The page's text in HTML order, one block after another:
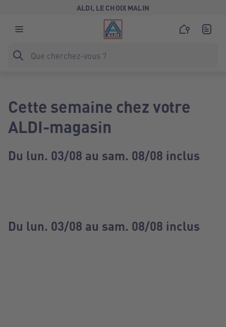
ALDI, LE CHOIX MALIN
Cette semaine chez votre
ALDI-magasin
Du lun. 03/08 au sam. 08/08 inclus
Du lun. 03/08 au sam. 08/08 inclus